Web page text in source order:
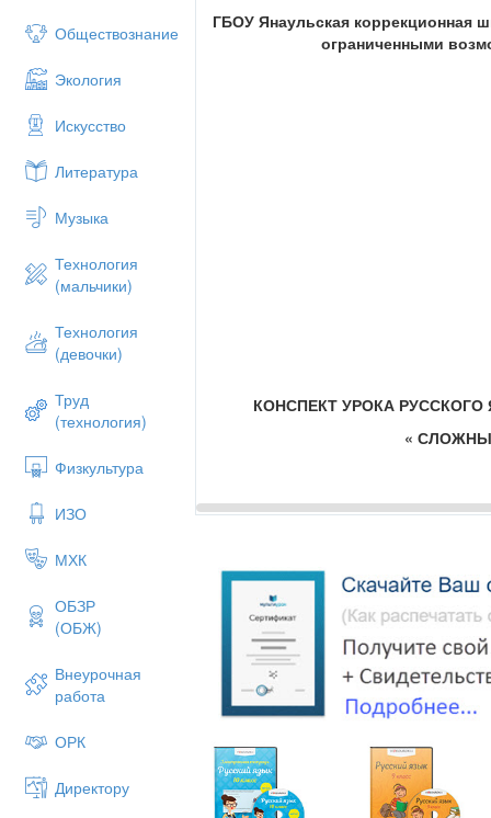
Обществознание
Экология
Искусство
Литература
Музыка
Технология
(мальчики)
Технология
(девочки)
Труд
(технология)
Физкультура
ИЗО
МХК
ОБЗР
(ОБЖ)
Внеурочная
работа
ОРК
Директору
ГБОУ Янаульская коррекционная
ограниченными
КОНСПЕКТ УРОКА
«